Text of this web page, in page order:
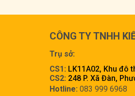
CÔNG TY TNHH
Trụ sở:
CS1: LK11A02, Khu đô
CS2: 248 P. Xã Đàn,
Hotline: 083 999 6968